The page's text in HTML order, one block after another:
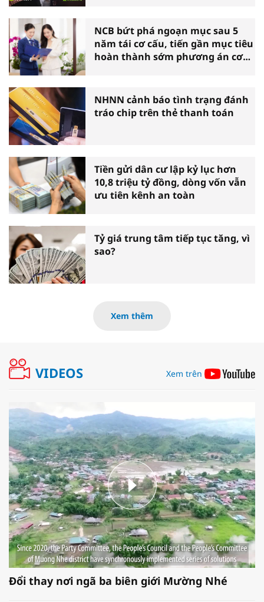
NCB bứt phá ngoạn mục sau 5
năm tái cơ cấu, tiến gần mục tiêu
hoàn thành sớm phương án cơ
NHNN cảnh báo tình trạng đánh
tráo chip trên thẻ thanh toán
Tiền gửi dân cư lập kỷ lục hơn
10,8 triệu tỷ đồng, dòng vốn vẫn
ưu tiên kênh an toàn
Tỷ giá trung tâm tiếp tục tăng, vì
sao?
Xem thêm
VIDEOS Xem trên
Đổi thay nơi ngã ba biên giới Mường Nhé